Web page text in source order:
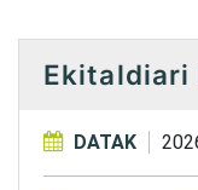
Ekitaldiari
DATAK